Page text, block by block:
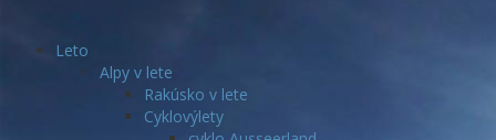
Leto
Alpy v lete
Rakúsko v lete
Cyklovýlety